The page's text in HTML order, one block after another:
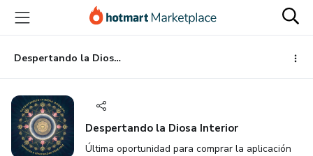
principal
página
de
página
Despertando la Diosa Interior
Despertando la Diosa Interior
Última oportunidad para comprar la aplicación